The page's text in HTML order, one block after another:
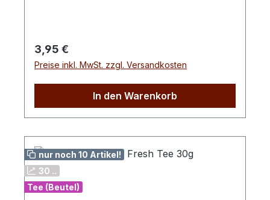
Regulärer Preis:
3,95 €
Preise inkl. MwSt. zzgl. Versandkosten
In den Warenkorb
nur noch 10 Artikel!
30 ..
Tee (Beutel)